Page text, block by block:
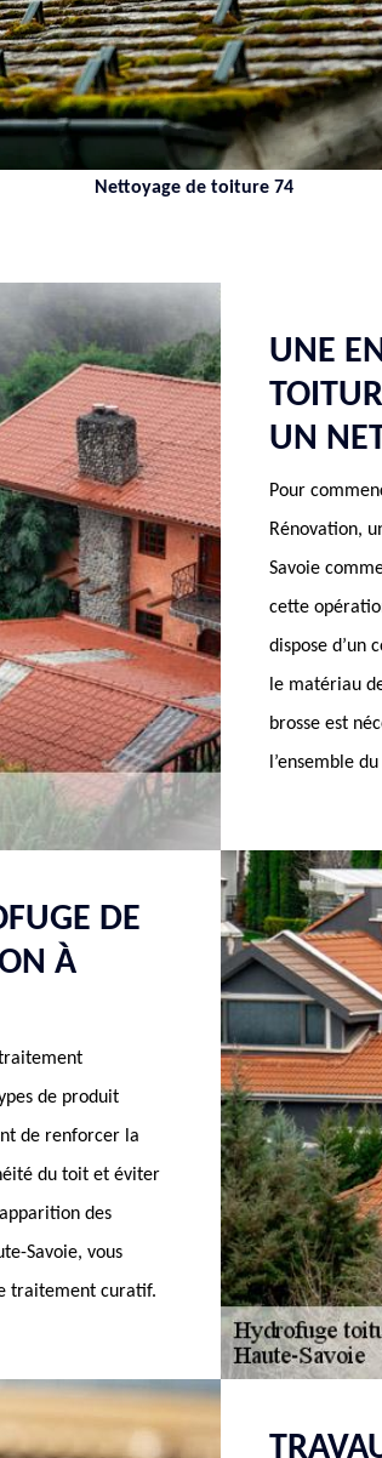
Nettoyage de toiture 74
UNE
UN
Pour
Rénovation,
Savoie
cette
dispose d’un
le matériau
brosse est
l’ensemble
DE
À
de produit
de renforcer la
du toit et éviter
des
Savoie, vous
traitement curatif.